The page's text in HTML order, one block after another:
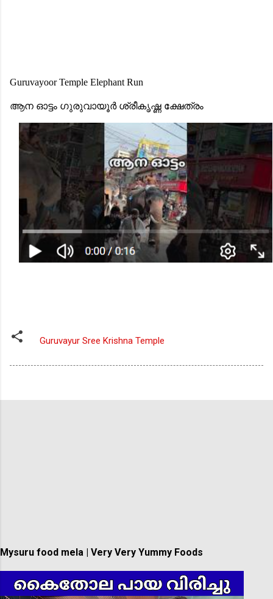
Guruvayoor Temple Elephant Run
ആന ഓട്ടം ഗുരുവായൂർ ശ്രീകൃഷ്ണ ക്ഷേത്രം
Guruvayur Sree Krishna Temple
Mysuru food mela | Very Very Yummy Foods